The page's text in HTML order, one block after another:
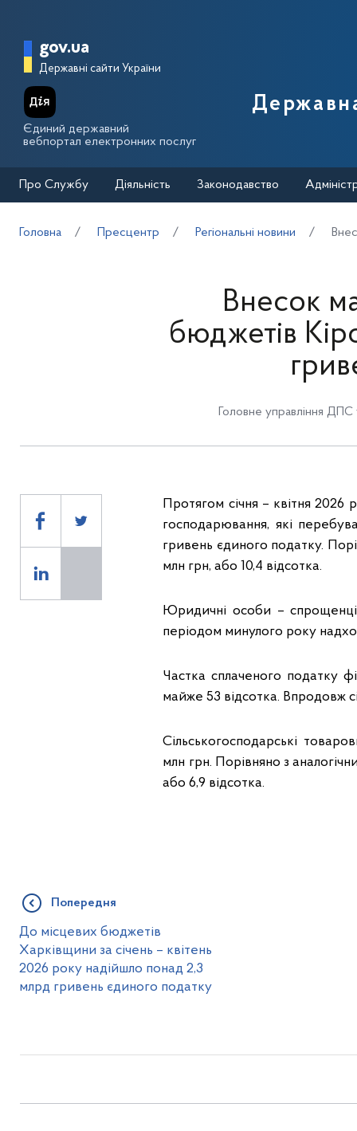
Головна сторінка Державної
gov.ua
Державні сайти України
Єдиний державний
вебпортал електронних послуг
Про Службу Діяльність Законодавство
Головна Пресцентр Регіональні новини
Внесок
бюджетів
Головне управління ДПС
Протягом січня – квітня 2026
господарювання, які
гривень єдиного податку.
млн грн, або 10,4 відсотка.
Юридичні особи –
періодом минулого року
Частка сплаченого податку
майже 53 відсотка. Впродовж
Сільськогосподарські
млн грн. Порівняно з
або 6,9 відсотка.
Попередня
До місцевих бюджетів
Харківщини за січень – квітень
2026 року надійшло понад 2,3
млрд гривень єдиного податку